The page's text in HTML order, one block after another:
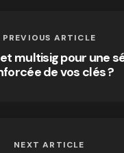
PREVIOUS ARTICLE
multisig pour une
de vos clés ?
NEXT ARTICLE